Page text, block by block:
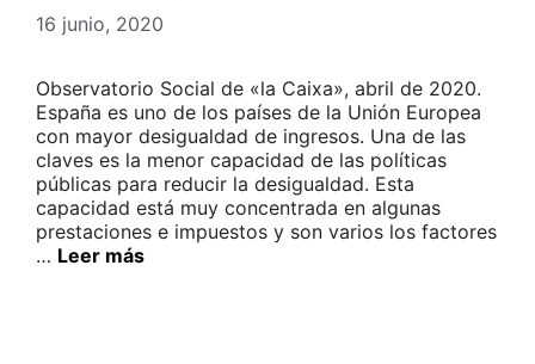
16 junio, 2020
Observatorio Social de «la Caixa», abril de 2020.
España es uno de los países de la Unión Europea
con mayor desigualdad de ingresos. Una de las
claves es la menor capacidad de las políticas
públicas para reducir la desigualdad. Esta
capacidad está muy concentrada en algunas
prestaciones e impuestos y son varios los factores
… Leer más